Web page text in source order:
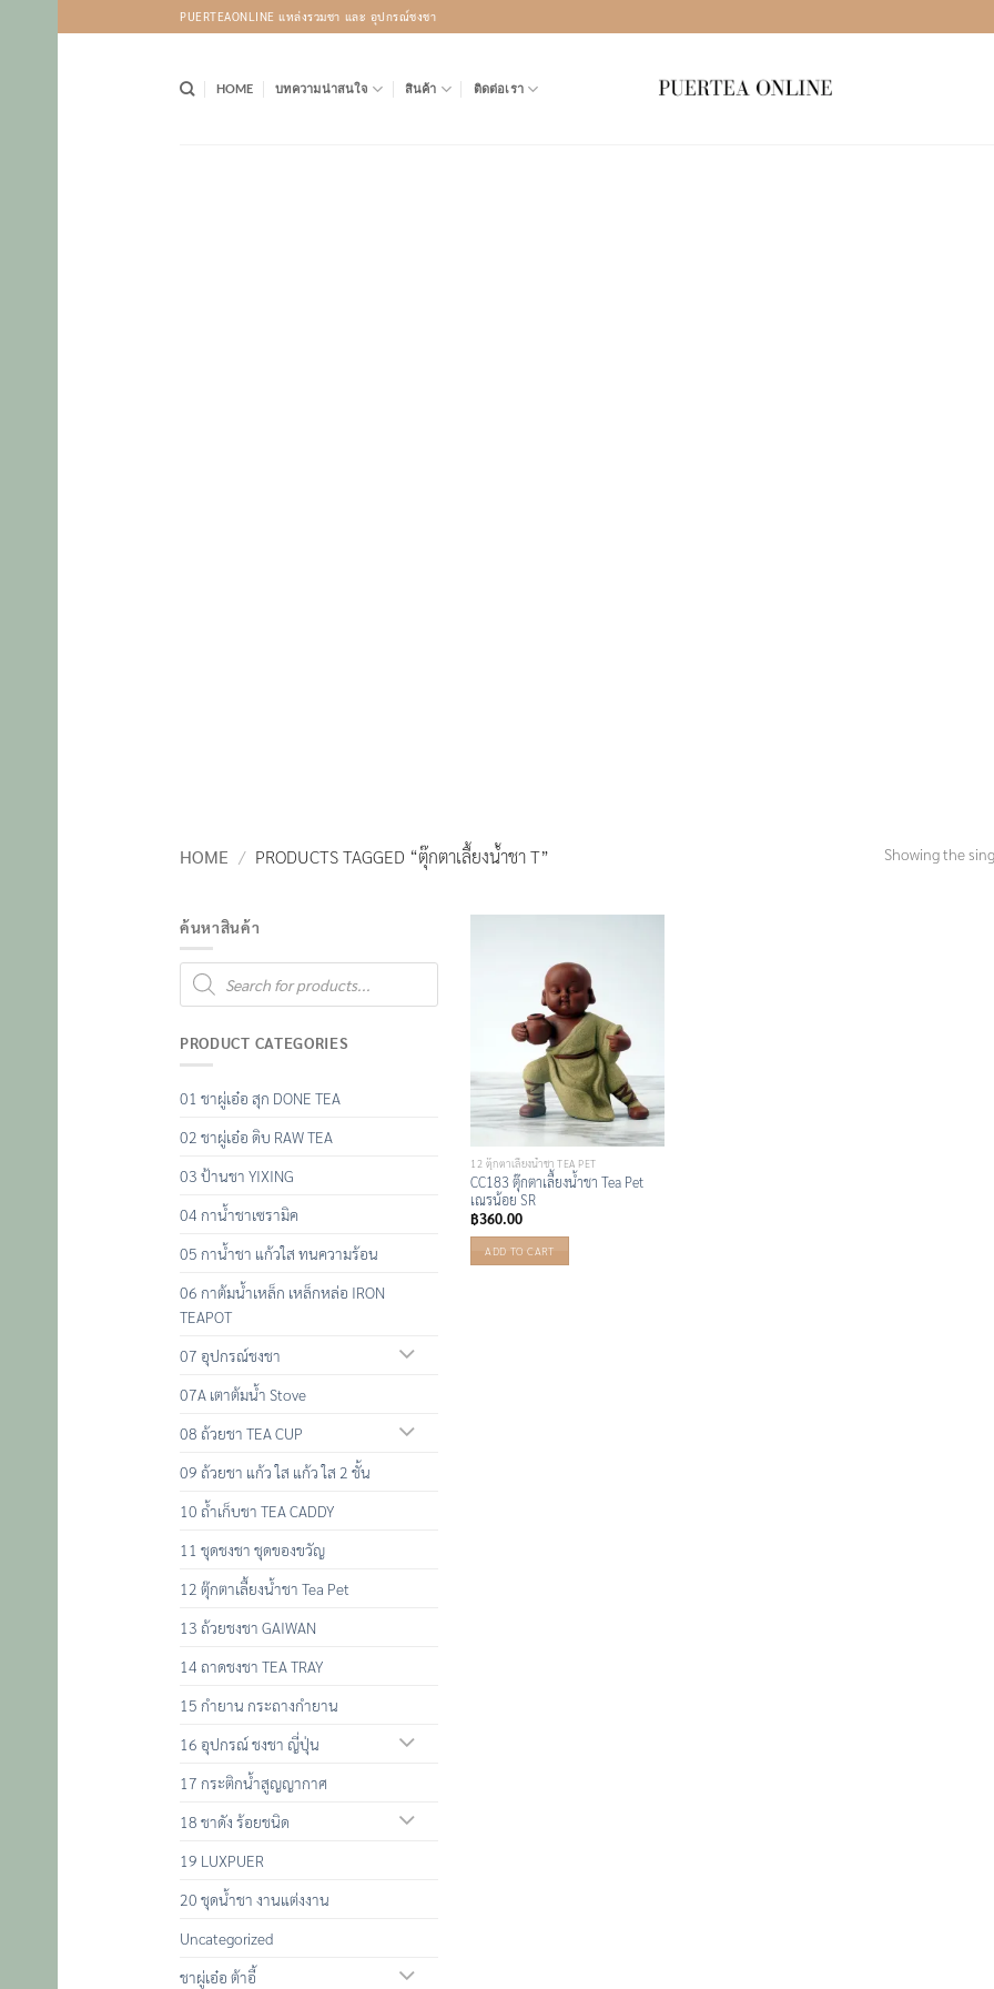
to
PUERTEAONLINE แหล่งรวมชา และ อุปกรณ์ชงชา
HOME บทความน่าสนใจ สินค้า ติดต่อเรา
HOME / PRODUCTS TAGGED “ตุ๊กตาเลื้ยงน้ำชา T” Showing the
ค้นหาสินค้า
Products
search
PRODUCT CATEGORIES
01 ชาผู่เอ๋อ สุก DONE TEA
02 ชาผู่เอ๋อ ดิบ RAW TEA
03 ป้านชา YIXING
04 กาน้ำชาเซรามิค
05 กาน้ำชา แก้วใส ทนความร้อน
06 กาต้มน้ำเหล็ก เหล็กหล่อ IRON
TEAPOT
07 อุปกรณ์ชงชา
07A เตาต้มน้ำ Stove
08 ถ้วยชา TEA CUP
09 ถ้วยชา แก้ว ใส แก้ว ใส 2 ชั้น
10 ถ้ำเก็บชา TEA CADDY
11 ชุดชงชา ชุดของขวัญ
12 ตุ๊กตาเลื้ยงน้ำชา Tea Pet
13 ถ้วยชงชา GAIWAN
14 ถาดชงชา TEA TRAY
15 กำยาน กระถางกำยาน
16 อุปกรณ์ ชงชา ญี่ปุ่น
17 กระติกน้ำสูญญากาศ
18 ชาดัง ร้อยชนิด
19 LUXPUER
20 ชุดน้ำชา งานแต่งงาน
Uncategorized
ชาผู่เอ๋อ ต้าอี้
12 ตุ๊กตาเลื้ยงน้ำชา TEA PET
CC183 ตุ๊กตาเลื้ยงน้ำชา Tea Pet
เณรน้อย SR
฿360.00
ADD TO CART